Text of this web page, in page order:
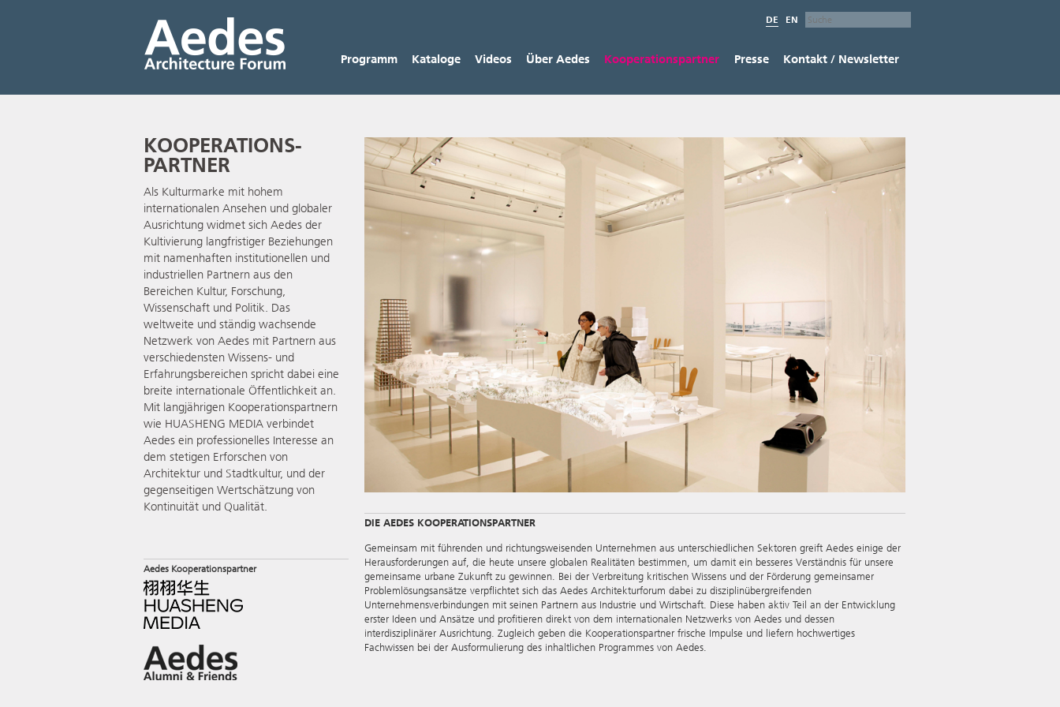
Programm Kataloge Videos Über Aedes Kooperations­partner Presse Kontakt / Newsletter
DE EN
KOOPERATIONS­
PARTNER
Als Kulturmarke mit hohem
internationalen Ansehen und globaler
Ausrichtung widmet sich Aedes der
Kultivierung langfristiger Beziehungen
mit namenhaften institutionellen und
industriellen Partnern aus den
Bereichen Kultur, Forschung,
Wissenschaft und Politik. Das
weltweite und ständig wachsende
Netzwerk von Aedes mit Partnern aus
verschiedensten Wissens- und
Erfahrungsbereichen spricht dabei eine
breite internationale Öffentlichkeit an.
Mit langjährigen Kooperationspartnern
wie HUASHENG MEDIA verbindet
Aedes ein professionelles Interesse an
dem stetigen Erforschen von
Architektur und Stadtkultur, und der
gegenseitigen Wertschätzung von
Kontinuität und Qualität.
Aedes Kooperationspartner
DIE AEDES KOOPERATIONSPARTNER
Gemeinsam mit führenden und richtungsweisenden Unternehmen aus unterschiedlichen Sektoren greift Aedes einige der
Herausforderungen auf, die heute unsere globalen Realitäten bestimmen, um damit ein besseres Verständnis für unsere
gemeinsame urbane Zukunft zu gewinnen. Bei der Verbreitung kritischen Wissens und der Förderung gemeinsamer
Problemlösungsansätze verpflichtet sich das Aedes Architekturforum dabei zu disziplinübergreifenden
Unternehmensverbindungen mit seinen Partnern aus Industrie und Wirtschaft. Diese haben aktiv Teil an der Entwicklung
erster Ideen und Ansätze und profitieren direkt von dem internationalen Netzwerks von Aedes und dessen
interdisziplinärer Ausrichtung. Zugleich geben die Kooperationspartner frische Impulse und liefern hochwertiges
Fachwissen bei der Ausformulierung des inhaltlichen Programmes von Aedes.